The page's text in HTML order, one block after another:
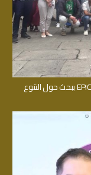
د. إباء فراح تشارك في المؤتمر السنوي الأول لـ EPICROPS ببحث حول التنوع